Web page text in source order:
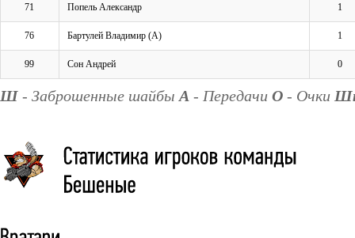
71 Попель Александр 1
76 Бартулей Владимир (А) 1
99 Сон Андрей 0
Ш - Заброшенные шайбы А - Передачи О - Очки